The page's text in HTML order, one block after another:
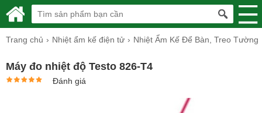
Trang chủ Nhiệt ẩm kế điện tử Nhiệt Ẩm Kế Để Bàn, Treo Tường
Máy đo nhiệt độ Testo 826-T4
Đánh giá